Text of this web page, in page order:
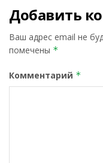
Добавить
Ваш адрес email не
помечены *
Комментарий *